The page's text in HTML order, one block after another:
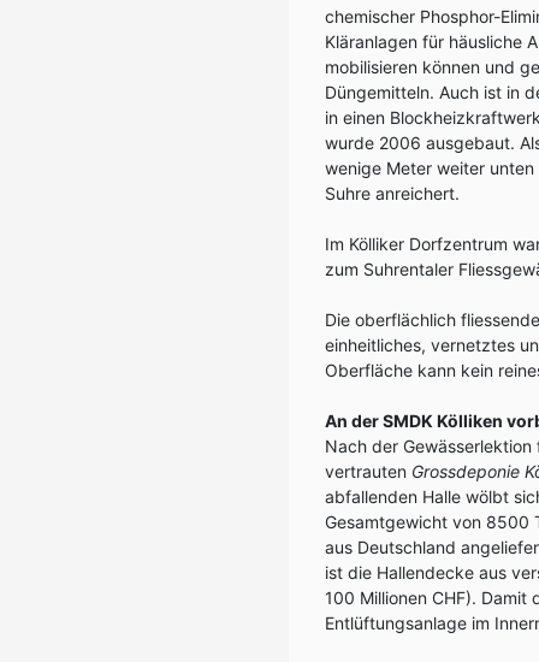
chemischer Phosphor-
Kläranlagen für häusliche
mobilisieren können und
Düngemitteln. Auch ist in
in einen
wurde 2006 ausgebaut.
wenige Meter weiter
Suhre anreichert.
Im Kölliker Dorfzentrum
zum Suhrentaler
Die oberflächlich
einheitliches, vernetztes
Oberfläche kann kein
An der SMDK Kölliken
Nach der
vertrauten Grossdeponie
abfallenden Halle wölbt
Gesamtgewicht von 8500
aus Deutschland
ist die Hallendecke aus
100 Millionen CHF).
Entlüftungsanlage im